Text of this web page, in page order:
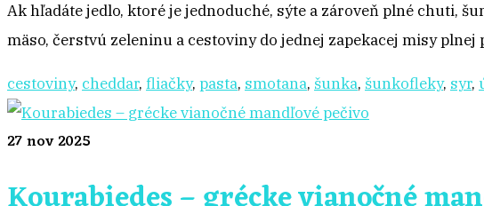
Ak hľadáte jedlo, ktoré je jednoduché, sýte a zároveň plné chuti,
mäso, čerstvú zeleninu a cestoviny do jednej zapekacej misy
cestoviny, cheddar, fliačky, pasta, smotana, šunka, šunkofleky, syr,
27nov 2025